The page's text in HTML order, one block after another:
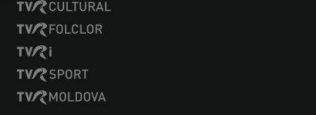
IA ȘI DESCOPERĂ
Tronson care aduce patru producții difuzate ...